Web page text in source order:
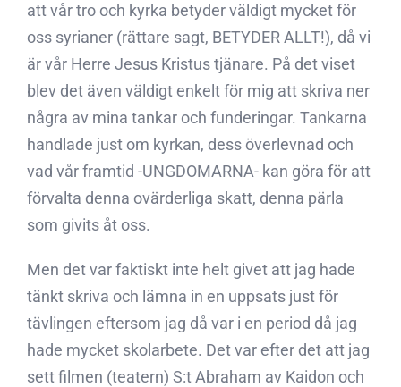
att vår tro och kyrka betyder väldigt mycket för
oss syrianer (rättare sagt, BETYDER ALLT!), då vi
är vår Herre Jesus Kristus tjänare. På det viset
blev det även väldigt enkelt för mig att skriva ner
några av mina tankar och funderingar. Tankarna
handlade just om kyrkan, dess överlevnad och
vad vår framtid -UNGDOMARNA- kan göra för att
förvalta denna ovärderliga skatt, denna pärla
som givits åt oss.
Men det var faktiskt inte helt givet att jag hade
tänkt skriva och lämna in en uppsats just för
tävlingen eftersom jag då var i en period då jag
hade mycket skolarbete. Det var efter det att jag
sett filmen (teatern) S:t Abraham av Kaidon och